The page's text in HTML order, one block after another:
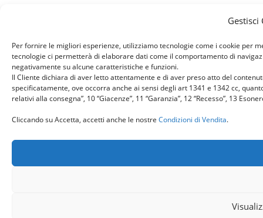
Gestisci
Per fornire le migliori esperienze, utilizziamo tecnologie come i cookie per
tecnologie ci permetterà di elaborare dati come il comportamento di
negativamente su alcune caratteristiche e funzioni.
Il Cliente dichiara di aver letto attentamente e di aver preso atto del
specificatamente, ove occorra anche ai sensi degli art 1341 e 1342 cc,
relativi alla consegna”, 10 “Giacenze”, 11 “Garanzia”, 12 “Recesso”, 13
Cliccando su Accetta, accetti anche le nostre Condizioni di Vendita.